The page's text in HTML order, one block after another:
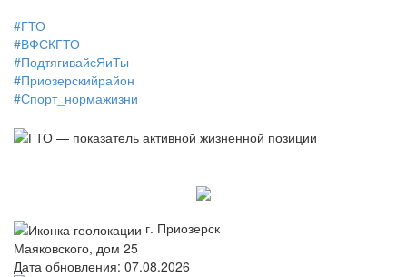
#ГТО
#ВФСКГТО
#ПодтягивайсЯиТы
#Приозерскийрайон
#Спорт_нормажизни
г. Приозерск
Маяковского, дом 25
Дата обновления: 07.08.2026